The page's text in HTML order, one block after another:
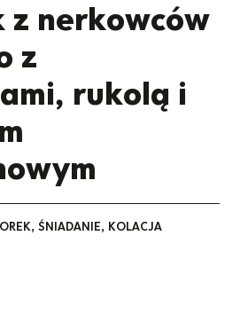
z nerkowców
z
rukolą i
ŚNIADANIE, KOLACJA